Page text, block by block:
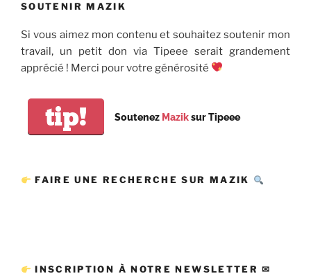
SOUTENIR MAZIK
Si vous aimez mon contenu et souhaitez soutenir mon
travail, un petit don via Tipeee serait grandement
apprécié ! Merci pour votre générosité
tip! Soutenez Maziksur Tipeee
FAIRE UNE RECHERCHE SUR MAZIK
INSCRIPTION À NOTRE NEWSLETTER ✉